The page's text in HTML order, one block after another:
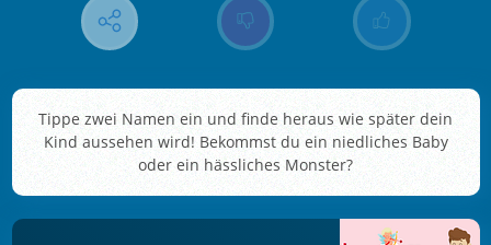
Tippe zwei Namen ein und finde heraus wie später dein
Kind aussehen wird! Bekommst du ein niedliches Baby
oder ein hässliches Monster?